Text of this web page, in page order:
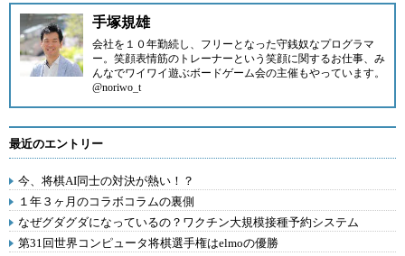
手塚規雄
会社を１０年勤続し、フリーとなった守銭奴なプログラマ
ー。笑顔表情筋のトレーナーという笑顔に関するお仕事、み
んなでワイワイ遊ぶボードゲーム会の主催もやっています。
@noriwo_t
最近のエントリー
今、将棋AI同士の対決が熱い！？
１年３ヶ月のコラボコラムの裏側
なぜグダグダになっているの？ワクチン大規模接種予約システム
第31回世界コンピュータ将棋選手権はelmoの優勝